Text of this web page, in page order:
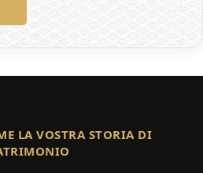
LA VOSTRA STORIA DI